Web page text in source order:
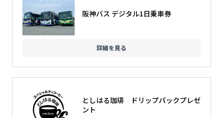
阪神バス デジタル1日乗車券
詳細を見る
としはる珈琲 ドリップパックプレゼ
ント